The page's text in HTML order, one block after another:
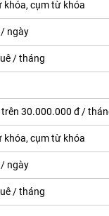
khóa, cụm từ khóa
ngày
/ tháng
trên 30.000.000 đ /
khóa, cụm từ khóa
ngày
/ tháng